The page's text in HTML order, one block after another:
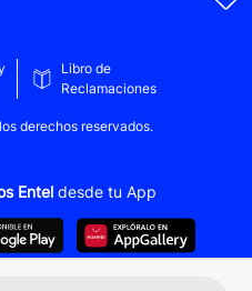
Libro de
Reclamaciones
derechos reservados.
Enteldesde tu App